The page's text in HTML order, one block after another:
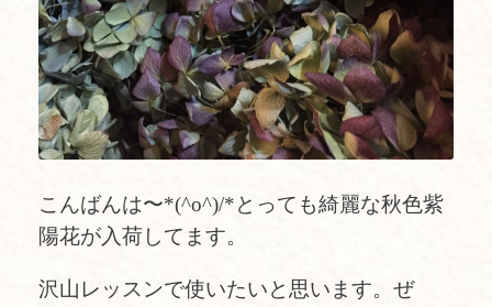
こんばんは〜*(^o^)/*とっても綺麗な秋色紫
陽花が入荷してます。
沢山レッスンで使いたいと思います。ぜ